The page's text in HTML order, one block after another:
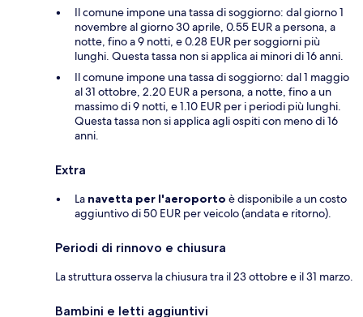
Il comune impone una tassa di soggiorno: dal giorno 1
novembre al giorno 30 aprile, 0.55 EUR a persona, a
notte, fino a 9 notti, e 0.28 EUR per soggiorni più
lunghi. Questa tassa non si applica ai minori di 16 anni.
Il comune impone una tassa di soggiorno: dal 1 maggio
al 31 ottobre, 2.20 EUR a persona, a notte, fino a un
massimo di 9 notti, e 1.10 EUR per i periodi più lunghi.
Questa tassa non si applica agli ospiti con meno di 16
anni.
Extra
La navetta per l'aeroporto è disponibile a un costo
aggiuntivo di 50 EUR per veicolo (andata e ritorno).
Periodi di rinnovo e chiusura
La struttura osserva la chiusura tra il 23 ottobre e il 31 marzo.
Bambini e letti aggiuntivi